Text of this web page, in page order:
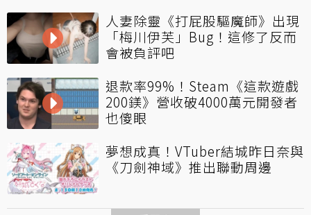
人妻除靈《打屁股驅魔師》出現
「梅川伊芙」Bug！這修了反而
會被負評吧
退款率99%！Steam《這款遊戲
200鎂》營收破4000萬元開發者
也傻眼
夢想成真！VTuber結城昨日奈與
《刀劍神域》推出聯動周邊